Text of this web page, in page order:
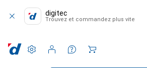
digitec
Trouvez et commandez plus vite
Paramètres
Compte client
Listes de comparaison
Listes d'envies
Panier